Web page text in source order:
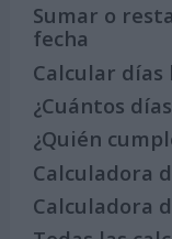
Sumar o
fecha
Calcular días
¿Cuántos
¿Quién
Calculadora
Calculadora